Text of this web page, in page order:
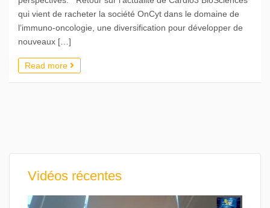
qui vient de racheter la société OnCyt dans le domaine de
l’immuno-oncologie, une diversification pour développer de
nouveaux […]
Read more
Vidéos récentes